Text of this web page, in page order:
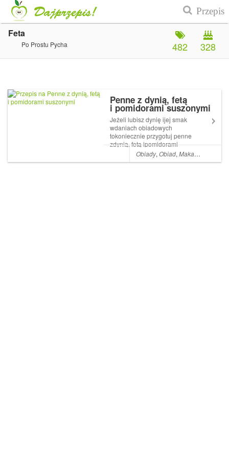
Feta
Po Prostu Pycha 328
482
Penne z dynią, fetą
i pomidorami suszonymi
Jeżeli lubisz dynię ijej smak
wdaniach obiadowych
tokoniecznie przygotuj penne
zdynią, fetą ipomidorami
suszonymi. Makaron
wpołączeniu zwyrazistą fetą
Obiady,Obiad,Makarony